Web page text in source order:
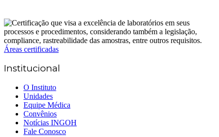
Áreas certificadas
Institucional
O Instituto
Unidades
Equipe Médica
Convênios
Notícias INGOH
Fale Conosco